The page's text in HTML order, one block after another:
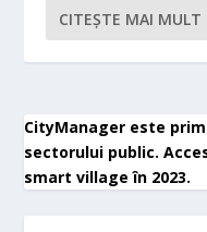
CITEŞTE MAI MULT
CityManager este
sectorului public.
smart village în 2023.